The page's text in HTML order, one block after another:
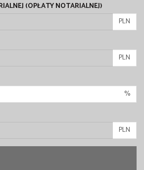
(OPŁATY NOTARIALNEJ)
PLN
PLN
%
PLN